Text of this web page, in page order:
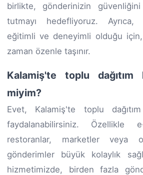
birlikte, gönderinizin
tutmayı hedefliyoruz.
eğitimli ve deneyimli olduğu
zaman özenle taşınır.
Kalamiş'te toplu
miyim?
Evet, Kalamiş'te toplu
faydalanabilirsiniz. Özellikle
restoranlar, marketler veya
gönderimler büyük kolaylık
hizmetimizde, birden fazla